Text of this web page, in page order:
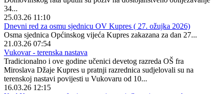
34...
25.03.26 11:10
Dnevni red za osmu sjednicu OV Kupres ( 27. ožujka 2026)
Osma sjednica Općinskog vijeća Kupres zakazana za dan 27...
21.03.26 07:54
Vukovar - terenska nastava
Tradicionalno i ove godine učenici devetog razreda OŠ fra
Miroslava Džaje Kupres u pratnji razrednica sudjelovali su na
terenskoj nastavi povijesti u Vukovaru od 10...
16.03.26 12:15